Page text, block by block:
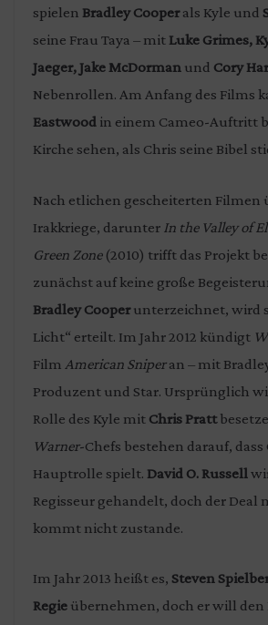
spielen Bradley Cooperals Kyle und
seine Frau Taya – mit Luke Grimes,
Jaeger, Jake McDorman und Cory
Nebenrollen. Am Anfang des Films
Eastwood in einem Cameo-Auftritt
Kirche sehen, als Chris seine Bibel
Nach etlichen gescheiterten Filmen
Irakkriege, darunter In the Valley of
Green Zone(2010) trifft das Projekt
zunächst auf keine große
Bradley Cooperunterzeichnet, wird
Licht“ erteilt. Im Jahr 2012 kündigt
Film American Sniperan – mit
Produzent und Star. Ursprünglich
Rolle des Kyle mit Chris Pratt
Warner-Chefs bestehen darauf, dass
Hauptrolle spielt. David O. Russell
Regisseur gehandelt, doch der Deal
kommt nicht zustande.
Im Jahr 2013 heißt es, Steven
Regie übernehmen, doch er will den